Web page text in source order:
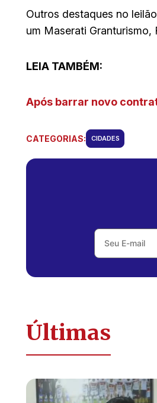
Outros destaques no
um Maserati Granturismo,
LEIA TAMBÉM:
Após barrar novo
CATEGORIAS: CIDADES
Últimas